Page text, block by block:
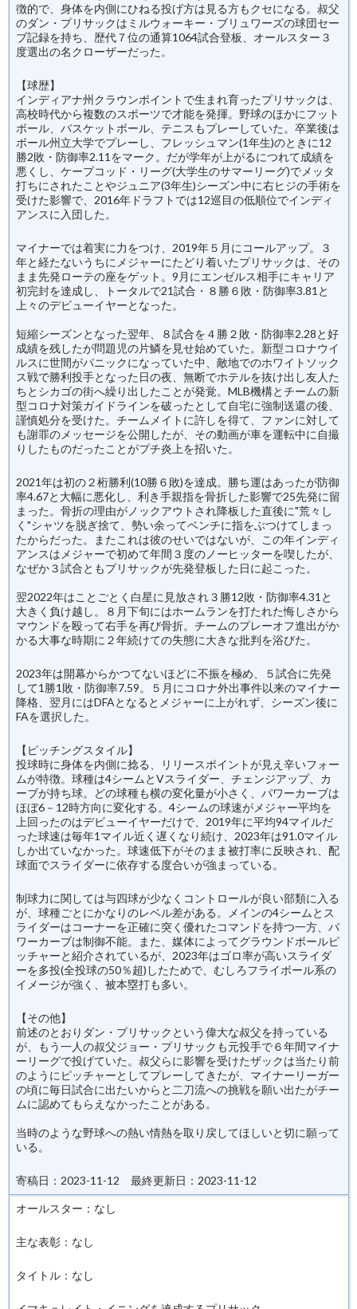
徴的で、身体を内側にひねる投げ方は見る方もクセになる。叔父
のダン・プリサックはミルウォーキー・ブリュワーズの球団セー
ブ記録を持ち、歴代７位の通算1064試合登板、オールスター３
度選出の名クローザーだった。
【球歴】
インディアナ州クラウンポイントで生まれ育ったプリサックは、
高校時代から複数のスポーツで才能を発揮。野球のほかにフット
ボール、バスケットボール、テニスもプレーしていた。卒業後は
ボール州立大学でプレーし、フレッシュマン(1年生)のときに12
勝2敗・防御率2.11をマーク。だが学年が上がるにつれて成績を
悪くし、ケープコッド・リーグ(大学生のサマーリーグ)でメッタ
打ちにされたことやジュニア(3年生)シーズン中に右ヒジの手術を
受けた影響で、2016年ドラフトでは12巡目の低順位でインディ
アンスに入団した。
マイナーでは着実に力をつけ、2019年５月にコールアップ。３
年と経たないうちにメジャーにたどり着いたプリサックは、その
まま先発ローテの座をゲット。9月にエンゼルス相手にキャリア
初完封を達成し、トータルで21試合・８勝６敗・防御率3.81と
上々のデビューイヤーとなった。
短縮シーズンとなった翌年、８試合を４勝２敗・防御率2.28と好
成績を残したが問題児の片鱗を見せ始めていた。新型コロナウイ
ルスに世間がパニックになっていた中、敵地でのホワイトソック
ス戦で勝利投手となった日の夜、無断でホテルを抜け出し友人た
ちとシカゴの街へ繰り出したことが発覚。MLB機構とチームの新
型コロナ対策ガイドラインを破ったとして自宅に強制送還の後、
謹慎処分を受けた。チームメイトに許しを得て、ファンに対して
も謝罪のメッセージを公開したが、その動画が車を運転中に自撮
りしたものだったことがプチ炎上を招いた。
2021年は初の２桁勝利(10勝６敗)を達成。勝ち運はあったが防御
率4.67と大幅に悪化し、利き手親指を骨折した影響で25先発に留
まった。骨折の理由がノックアウトされ降板した直後に"荒々し
く"シャツを脱ぎ捨て、勢い余ってベンチに指をぶつけてしまっ
たからだった。またこれは彼のせいではないが、この年インディ
アンスはメジャーで初めて年間３度のノーヒッターを喫したが、
なぜか３試合ともプリサックが先発登板した日に起こった。
翌2022年はことごとく白星に見放され３勝12敗・防御率4.31と
大きく負け越し。８月下旬にはホームランを打たれた悔しさから
マウンドを殴って右手を再び骨折。チームのプレーオフ進出がか
かる大事な時期に２年続けての失態に大きな批判を浴びた。
2023年は開幕からかつてないほどに不振を極め、５試合に先発
して1勝1敗・防御率7.59。５月にコロナ外出事件以来のマイナー
降格、翌月にはDFAとなるとメジャーに上がれず、シーズン後に
FAを選択した。
【ピッチングスタイル】
投球時に身体を内側に捻る、リリースポイントが見え辛いフォー
ムが特徴。球種は4シームとVスライダー、チェンジアップ、カ
ーブが持ち球。どの球種も横の変化量が小さく、パワーカーブは
ほぼ6－12時方向に変化する。4シームの球速がメジャー平均を
上回ったのはデビューイヤーだけで、2019年に平均94マイルだ
った球速は毎年1マイル近く遅くなり続け、2023年は91.0マイル
しか出ていなかった。球速低下がそのまま被打率に反映され、配
球面でスライダーに依存する度合いが強まっている。
制球力に関しては与四球が少なくコントロールが良い部類に入る
が、球種ごとにかなりのレベル差がある。メインの4シームとス
ライダーはコーナーを正確に突く優れたコマンドを持つ一方、パ
ワーカーブは制御不能。また、媒体によってグラウンドボールピ
ッチャーと紹介されているが、2023年はゴロ率が高いスライダ
ーを多投(全投球の50％超)したためで、むしろフライボール系の
イメージが強く、被本塁打も多い。
【その他】
前述のとおりダン・プリサックという偉大な叔父を持っている
が、もう一人の叔父ジョー・プリサックも元投手で６年間マイナ
ーリーグで投げていた。叔父らに影響を受けたザックは当たり前
のようにピッチャーとしてプレーしてきたが、マイナーリーガー
の頃に毎日試合に出たいからと二刀流への挑戦を願い出たがチー
ムに認めてもらえなかったことがある。
当時のような野球への熱い情熱を取り戻してほしいと切に願って
いる。
寄稿日：2023-11-12 最終更新日：2023-11-12
オールスター：なし
主な表彰：なし
タイトル：なし